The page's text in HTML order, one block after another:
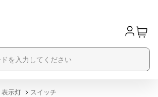
表示灯
スイッチ